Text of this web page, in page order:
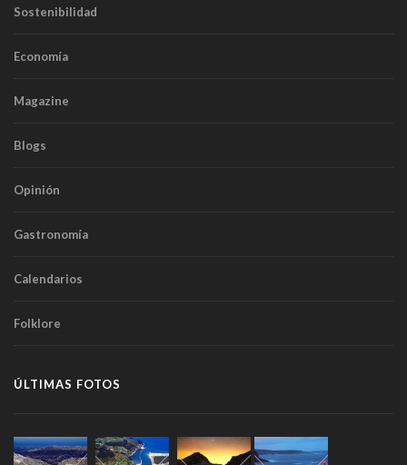
Sostenibilidad
Economía
Magazine
Blogs
Opinión
Gastronomía
Calendarios
Folklore
ÚLTIMAS FOTOS